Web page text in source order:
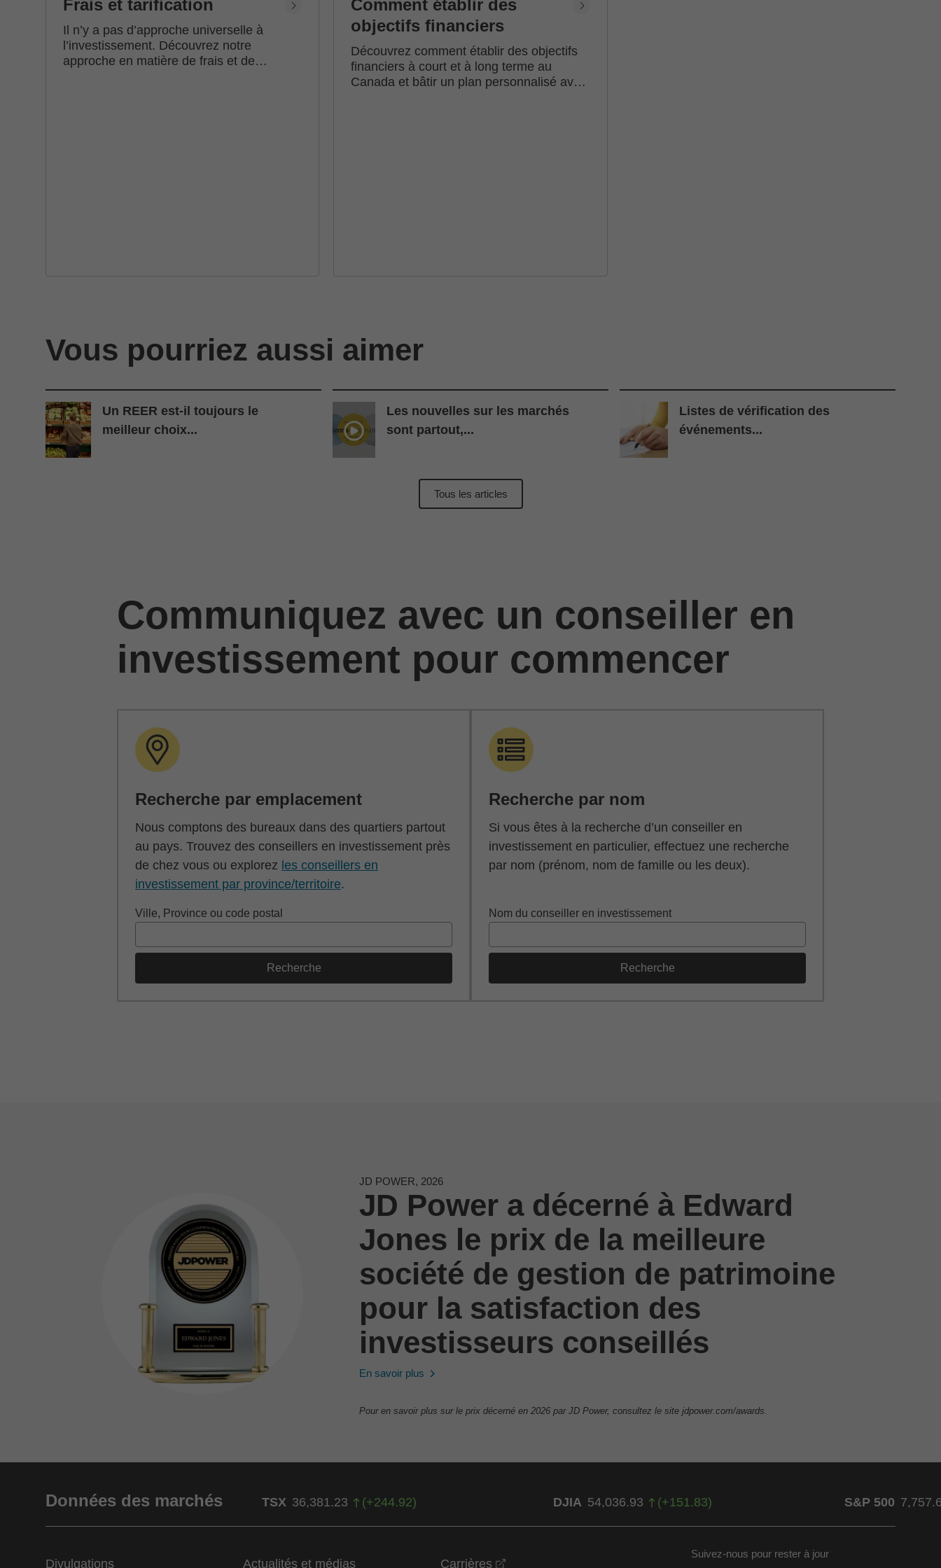
Frais et tarification
Il n’y a pas d’approche universelle à
l’investissement. Découvrez notre
approche en matière de frais et de
Comment établir des
objectifs financiers
Découvrez comment établir des objectifs
financiers à court et à long terme au
Canada et bâtir un plan personnalisé avec
Vous pourriez aussi aimer
Un REER est-il toujours le
meilleur choix...
Les nouvelles sur les marchés
sont partout,...
Listes de vérification des
événements...
Tous les articles
Communiquez avec un conseiller en
investissement pour commencer
Recherche par emplacement
Nous comptons des bureaux dans des quartiers partout
au pays. Trouvez des conseillers en investissement près
de chez vous ou explorez les conseillers en
investissement par province/territoire.
Ville, Province ou code postal
Recherche
Recherche par nom
Si vous êtes à la recherche d’un conseiller en
investissement en particulier, effectuez une recherche
par nom (prénom, nom de famille ou les deux).
Nom du conseiller en investissement
Recherche
JD POWER, 2026
JD Power a décerné à Edward
Jones le prix de la meilleure
société de gestion de patrimoine
pour la satisfaction des
investisseurs conseillés
En savoir plus
Pour en savoir plus sur le prix décerné en 2026 par JD Power, consultez le site jdpower.com/awards.
Données des marchés TSX 36,381.23 (+244.92) DJIA 54,036.93 (+151.83) S&P 500
Divulgations Actualités et médias Carrières
Suivez-nous pour rester à jour